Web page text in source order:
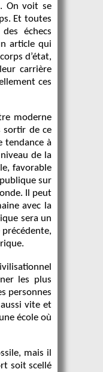
On voit se
Et toutes
échecs
article qui
d’état,
carrière
ces
moderne
sortir de ce
tendance à
de la
favorable
sur
Il peut
avec la
sera un
les plus
personnes
vite et
école où
mais il
soit scellé